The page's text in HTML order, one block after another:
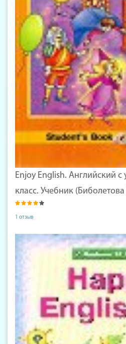
Enjoy English. Английский с
класс. Учебник
1 отзыв